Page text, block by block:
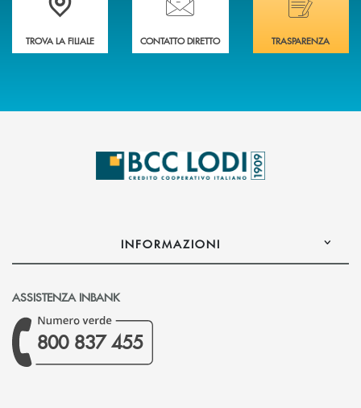
TROVA LA FILIALE CONTATTO DIRETTO TRASPARENZA
INFORMAZIONI
ASSISTENZA INBANK
800 837 455